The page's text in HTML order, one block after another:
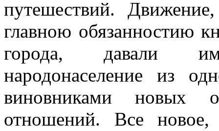
путешествий.
главною обязанностию
города, давали
народонаселение из
виновниками новых
отношений. Все